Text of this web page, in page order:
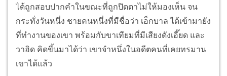
ได้ถูกสอบปากคำในขณะที่ถูกปิดตาไม่ให้มองเห็น จน
กระทั่งวันหนึ่ง ชายคนหนึ่งที่มืชื่อว่า เอ็กบาล ได้เข้ามายัง
ที่ทำงานของเขา พร้อมกับขาเทียมที่มีเสียงดังเอี๊ยด และ
วาฮิด คิดขึ้นมาได้ว่า เขาจำหนึ่งในอดีตคนที่เคยทรมาน
เขาได้แล้ว